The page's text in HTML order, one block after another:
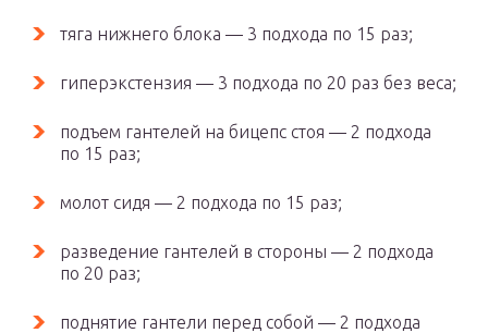
тяга нижнего блока — 3 подхода по 15 раз;
гиперэкстензия — 3 подхода по 20 раз без веса;
подъем гантелей на бицепс стоя — 2 подхода
по 15 раз;
молот сидя — 2 подхода по 15 раз;
разведение гантелей в стороны — 2 подхода
по 20 раз;
поднятие гантели перед собой — 2 подхода